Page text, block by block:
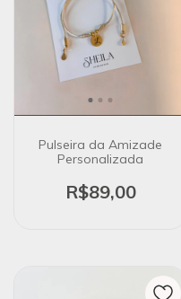
Pulseira da Amizade
Personalizada
R$89,00